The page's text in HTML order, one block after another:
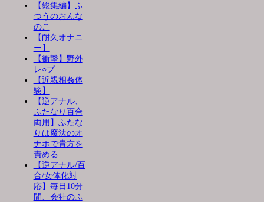
【総集編】ふ
つうのおんな
のこ
【耐久オナニ
ー】
【衝撃】野外
レ○プ
【近親相姦体
験】
【逆アナル、
ふたなり百合
両用】ふたな
りは魔法のオ
ナホで貴方を
責める
【逆アナル/百
合/女体化対
応】毎日10分
間、会社のふ